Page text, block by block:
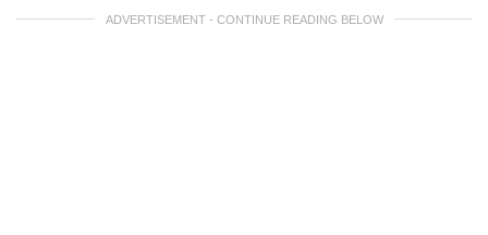
ADVERTISEMENT - CONTINUE READING BELOW